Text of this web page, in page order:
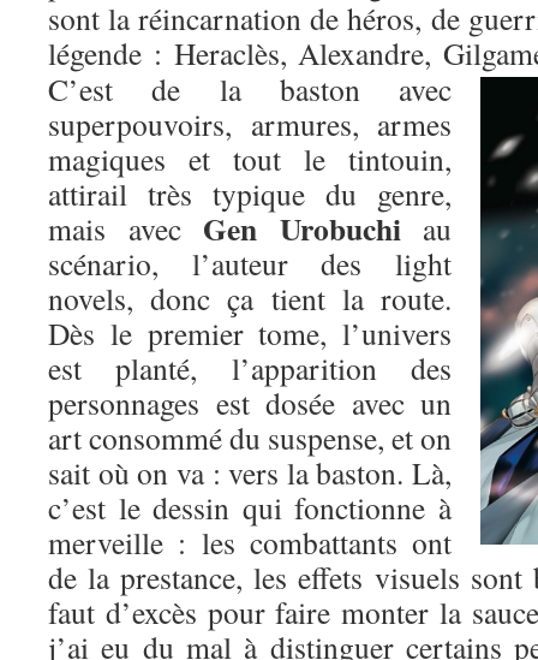
sont la réincarnation de héros, de
légende : Heraclès, Alexandre,
C’est de la baston avec
superpouvoirs, armures, armes
magiques et tout le tintouin,
attirail très typique du genre,
mais avec Gen Urobuchiau
scénario, l’auteur des light
novels, donc ça tient la route.
Dès le premier tome, l’univers
est planté, l’apparition des
personnages est dosée avec un
art consommé du suspense, et on
sait où on va : vers la baston. Là,
c’est le dessin qui fonctionne à
merveille : les combattants ont
de la prestance, les effets visuels sont
faut d’excès pour faire monter la
j’ai eu du mal à distinguer certains